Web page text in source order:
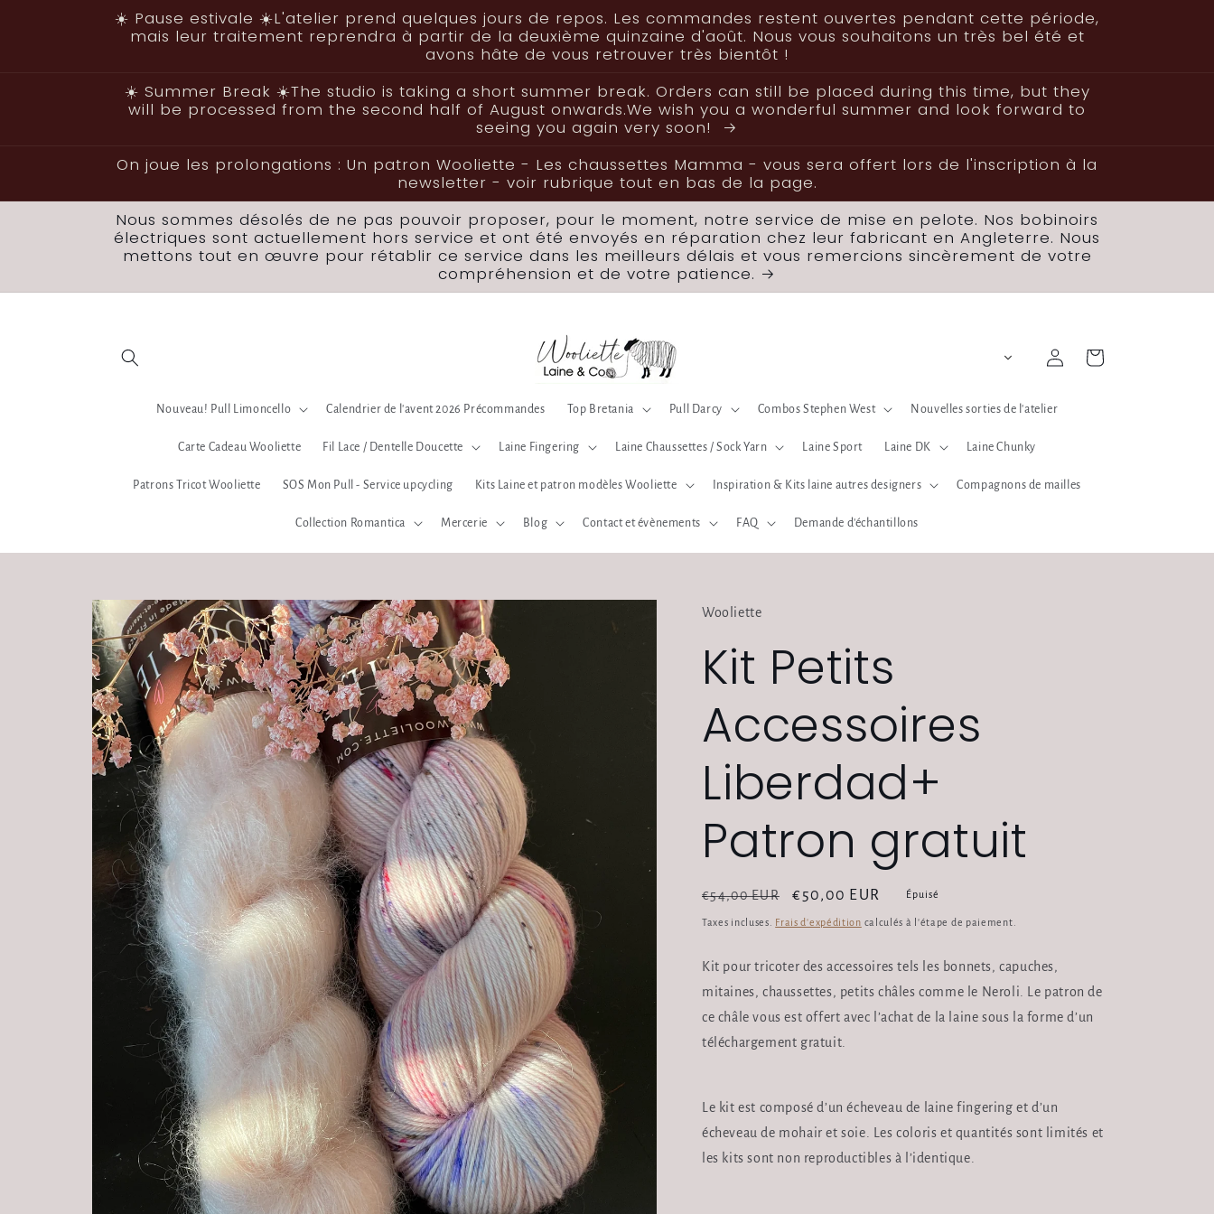
☀️ Pause estivale ☀️L'atelier prend quelques jours de repos. Les commandes restent ouvertes pendant cette période,
mais leur traitement reprendra à partir de la deuxième quinzaine d'août. Nous vous souhaitons un très bel été et
avons hâte de vous retrouver très bientôt !
☀️ Summer Break ☀️The studio is taking a short summer break. Orders can still be placed during this time, but they
will be processed from the second half of August onwards.We wish you a wonderful summer and look forward to
seeing you again very soon!
On joue les prolongations : Un patron Wooliette - Les chaussettes Mamma - vous sera offert lors de l'inscription à la
newsletter - voir rubrique tout en bas de la page.
Nous sommes désolés de ne pas pouvoir proposer, pour le moment, notre service de mise en pelote. Nos bobinoirs
électriques sont actuellement hors service et ont été envoyés en réparation chez leur fabricant en Angleterre. Nous
mettons tout en œuvre pour rétablir ce service dans les meilleurs délais et vous remercions sincèrement de votre
compréhension et de votre patience.
Nouveau! Pull Limoncello Calendrier de l'avent 2026 Précommandes Top Bretania Pull Darcy Combos Stephen West Nouvelles sorties de l'atelier
Carte Cadeau Wooliette Fil Lace / Dentelle Doucette Laine Fingering Laine Chaussettes / Sock Yarn Laine Sport Laine DK Laine Chunky
Patrons Tricot Wooliette SOS Mon Pull - Service upcycling Kits Laine et patron modèles Wooliette Inspiration & Kits laine autres designers Compagnons de mailles
Collection Romantica Mercerie Blog Contact et évènements FAQ Demande d'échantillons
Connexion Panier
Passer aux
informations
produits
Wooliette
Kit Petits
Accessoires
Liberdad+
Patron gratuit
Prix
habituel
€54,00 EUR
Prix
promotionnel
€50,00 EUR Épuisé
Taxes incluses. Frais d'expédition calculés à l'étape de paiement.
Kit pour tricoter des accessoires tels les bonnets, capuches,
mitaines, chaussettes, petits châles comme le Neroli. Le patron de
ce châle vous est offert avec l’achat de la laine sous la forme d’un
téléchargement gratuit.
Le kit est composé d’un écheveau de laine fingering et d’un
écheveau de mohair et soie. Les coloris et quantités sont limités et
les kits sont non reproductibles à l’identique.